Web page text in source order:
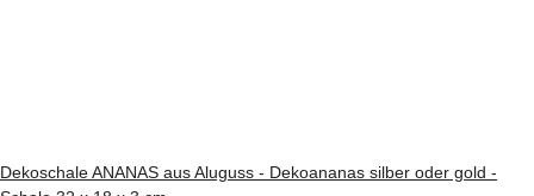
Dekoschale ANANAS aus Aluguss - Dekoananas silber oder gold -